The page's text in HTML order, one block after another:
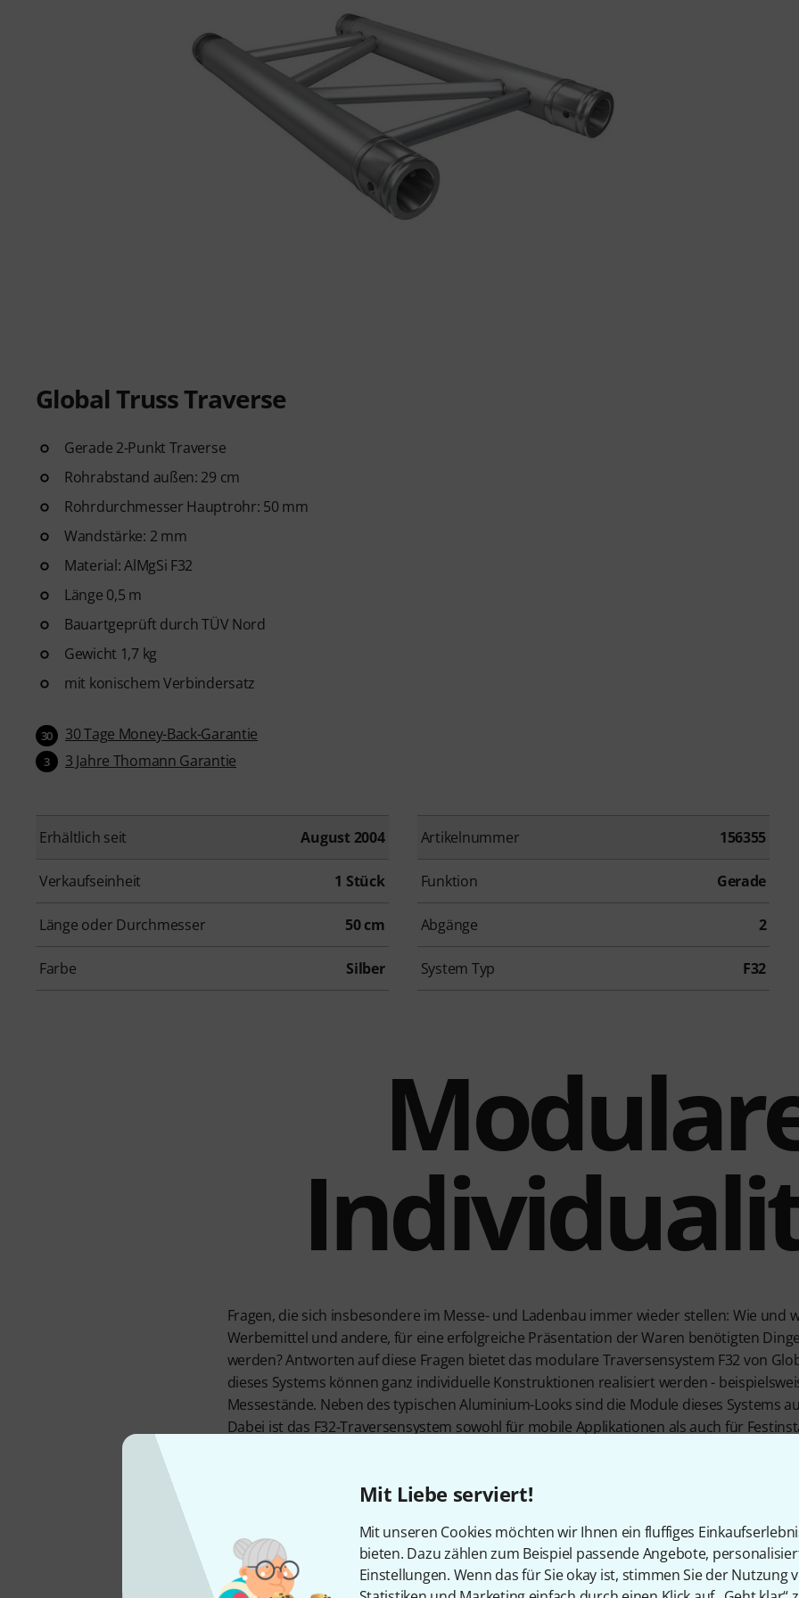
Mit Liebe serviert!
Mit unseren Cookies möchten wir Ihnen ein fluffiges
bieten. Dazu zählen zum Beispiel passende Angebote,
Einstellungen. Wenn das für Sie okay ist, stimmen Sie der Nutzung
Global Truss Traverse
Gerade 2-Punkt Traverse
Rohrabstand außen: 29 cm
Rohrdurchmesser Hauptrohr: 50 mm
Wandstärke: 2 mm
Material: AlMgSi F32
Länge 0,5 m
Bauartgeprüft durch TÜV Nord
Gewicht 1,7 kg
mit konischem Verbindersatz
30 30 Tage Money-Back-Garantie
3 3 Jahre Thomann Garantie
Erhältlich seit August 2004 Artikelnummer 156355
Verkaufseinheit 1 Stück Funktion Gerade
Länge oder Durchmesser 50 cm Abgänge 2
Farbe Silber System Typ F32
Fragen, die sich insbesondere im Messe- und Ladenbau immer wieder stellen: Wie und
Werbemittel und andere, für eine erfolgreiche Präsentation der Waren benötigten
werden? Antworten auf diese Fragen bietet das modulare Traversensystem F32 von
dieses Systems können ganz individuelle Konstruktionen realisiert werden -
Messestände. Neben des typischen Aluminium-Looks sind die Module dieses Systems
Dabei ist das F32-Traversensystem sowohl für mobile Applikationen als auch für
Leicht und trotzdem stark!
Das F32-Traversensystem von Global Truss ist ein TÜV-
geprüftes 2-Punkt-System mit 50x2mm Gurtrohren und